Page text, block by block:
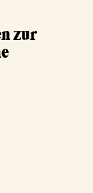
zur